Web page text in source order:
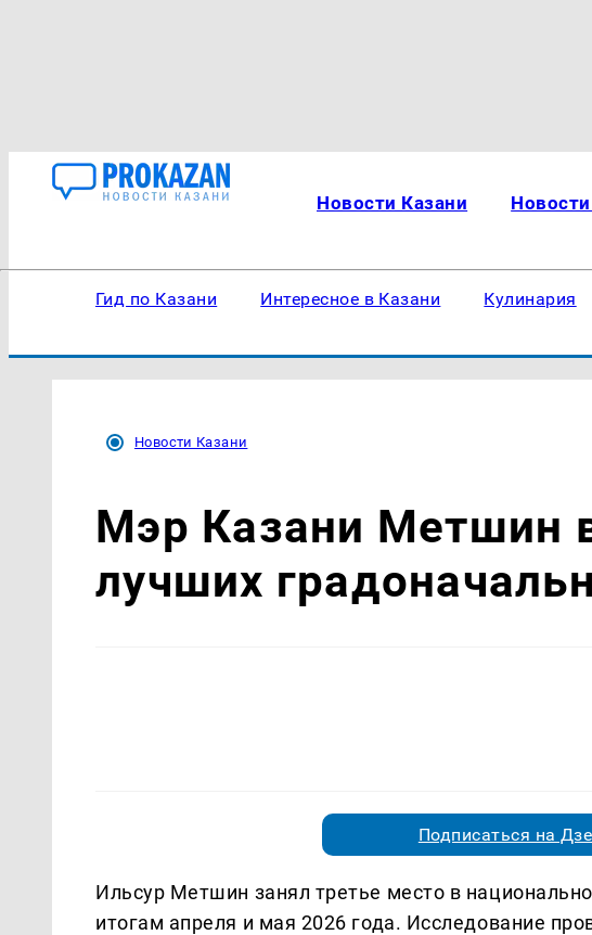
Новости Казани
Гид по Казани Интересное в Казани Кулинария
Новости Казани
Мэр Казани Метшин
лучших
Подписаться на
Ильсур Метшин занял третье место в
итогам апреля и мая 2026 года. Исследование